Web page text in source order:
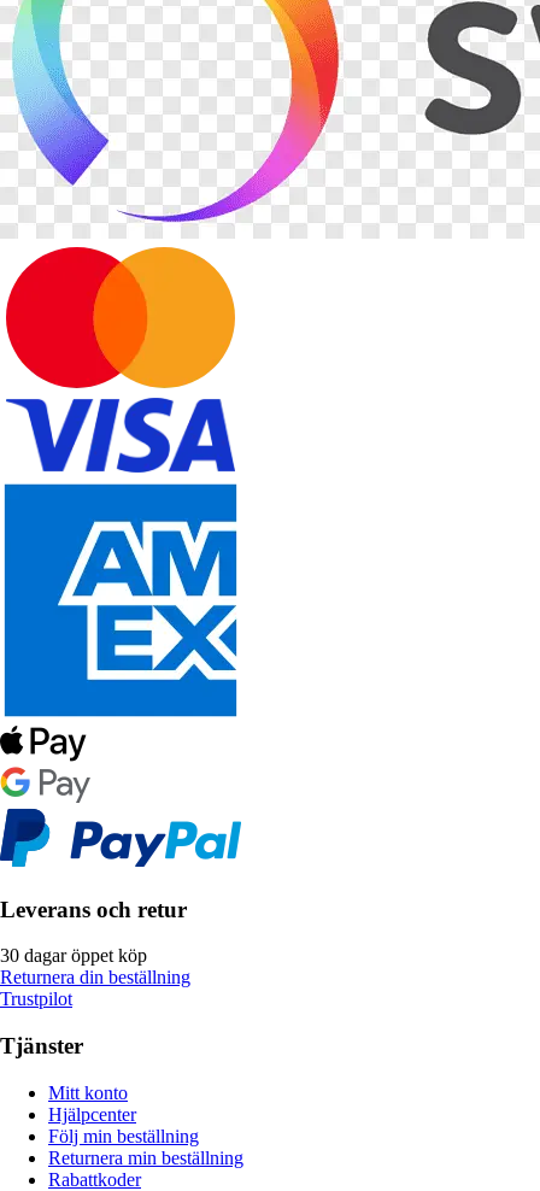
Leverans och retur
30 dagar öppet köp
Returnera din beställning
Trustpilot
Tjänster
Mitt konto
Hjälpcenter
Följ min beställning
Returnera min beställning
Rabattkoder